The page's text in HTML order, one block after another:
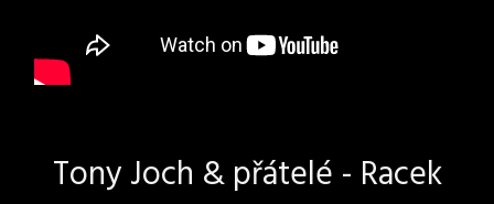
Tony Joch & přátelé - Racek